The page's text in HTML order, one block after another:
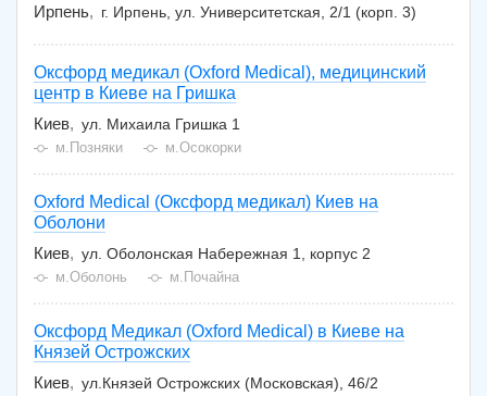
Ирпень
г. Ирпень, ул. Университетская, 2/1 (корп. 3)
Оксфорд медикал (Oxford Medical), медицинский
центр в Киеве на Гришка
Киев
ул. Михаила Гришка 1
м.Позняки м.Осокорки
Oxford Medical (Оксфорд медикал) Киев на
Оболони
Киев
ул. Оболонская Набережная 1, корпус 2
м.Оболонь м.Почайна
Оксфорд Медикал (Oxford Medical) в Киеве на
Князей Острожских
Киев
ул.Князей Острожских (Московская), 46/2